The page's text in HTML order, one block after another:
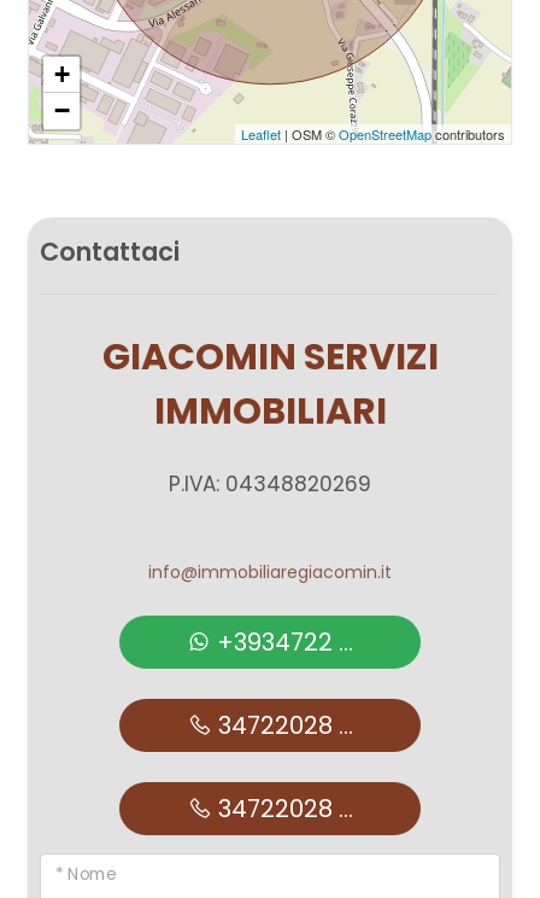
+
−
Leaflet| OSM ©OpenStreetMapcontributors
Contattaci
GIACOMIN SERVIZI
IMMOBILIARI
P.IVA: 04348820269
info@immobiliaregiacomin.it
+3934722 ...
34722028 ...
34722028 ...
* Nome
Giardino
Posto auto/Box
Ascensore
Nuova costruzione